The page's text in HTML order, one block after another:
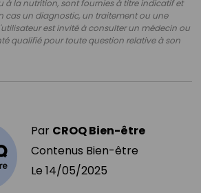
à la nutrition, sont fournies à titre indicatif et
cas un diagnostic, un traitement ou une
est invité à consulter un médecin ou
qualifié pour toute question relative à son
Par CROQ Bien-être
Contenus Bien-être
Le 14/05/2025